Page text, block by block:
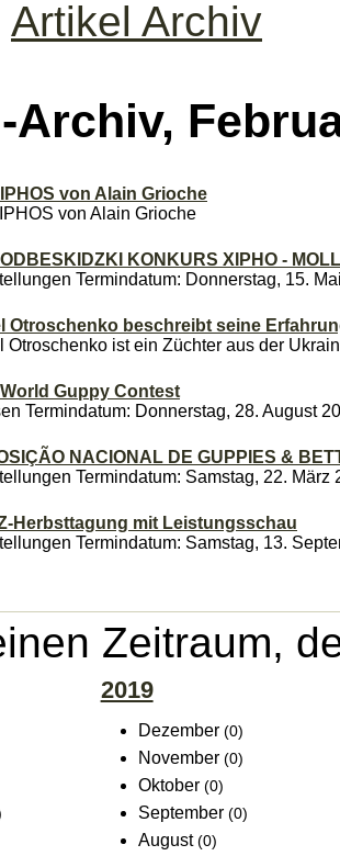
Artikel Archiv
von Alain Grioche
von Alain Grioche
KONKURS XIPHO -
Termindatum: Donnerstag, 15.
Otroschenko beschreibt seine
Otroschenko ist ein Züchter aus der
Guppy Contest
Termindatum: Donnerstag, 28. August
NACIONAL DE GUPPIES &
Termindatum: Samstag, 22. März
Herbsttagung mit Leistungsschau
Termindatum: Samstag, 13.
Zeitraum,
2019
Dezember(0)
November(0)
Oktober(0)
September(0)
August(0)